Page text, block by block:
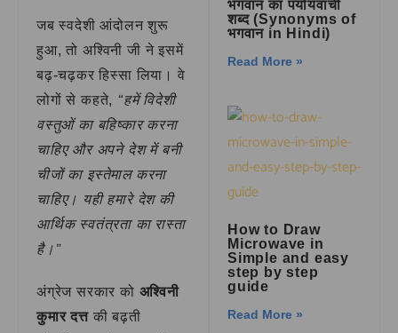
जब स्वदेशी आंदोलन शुरू
हुआ, तो अश्विनी जी ने इसमें
बढ़-चढ़कर हिस्सा लिया। वे
लोगों से कहते, “हमें विदेशी
वस्तुओं का बहिष्कार करना
चाहिए और अपने देश में बनी
चीजों का इस्तेमाल करना
चाहिए। यही हमारे देश की
आर्थिक स्वतंत्रता का रास्ता
है।”
अंग्रेज सरकार को अश्विनी
कुमार दत्तकी बढ़ती
भगवान का पर्यायवाची
शब्द (Synonyms of
भगवान in Hindi)
Read More »
How to Draw
Microwave in
Simple and easy
step by step
guide
Read More »